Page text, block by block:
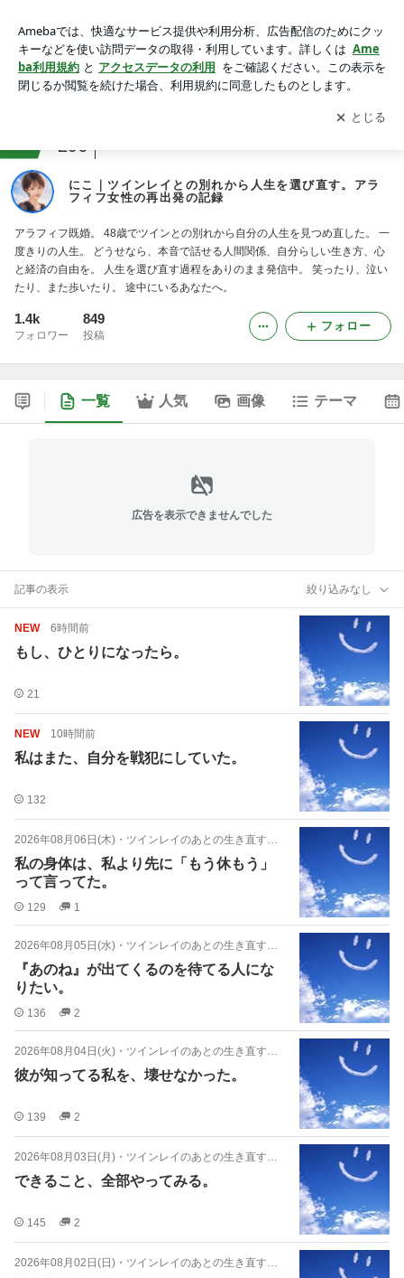
性の再出発の記録
アプリをダウンロードして ブログの更新通知
を受け取りまし
ょう。
開く
296
にこ｜ツインレイとの別れから人生を選び直す。アラ
フィフ女性の再出発の記録
アラフィフ既婚。 48歳でツインとの別れから自分の人生を見つめ直した。 一
度きりの人生。 どうせなら、本音で話せる人間関係、自分らしい生き方、心
と経済の自由を。 人生を選び直す過程をありのまま発信中。 笑ったり、泣い
たり、また歩いたり。 途中にいるあなたへ。
1.4k
フォロワー
849
投稿
フォロー
一覧 人気 画像 テーマ
広告を表示できませんでした
記事の表示 絞り込みなし
NEW 6時間前
もし、ひとりになったら。
21
NEW 10時間前
私はまた、自分を戦犯にしていた。
132
2026年08月06日(木) ・ ツインレイのあとの生き直す日々
私の身体は、私より先に「もう休もう」
って言ってた。
129 1
2026年08月05日(水) ・ ツインレイのあとの生き直す日々
『あのね』が出てくるのを待てる人にな
りたい。
136 2
2026年08月04日(火) ・ ツインレイのあとの生き直す日々
彼が知ってる私を、壊せなかった。
139 2
2026年08月03日(月) ・ ツインレイのあとの生き直す日々
できること、全部やってみる。
145 2
2026年08月02日(日) ・ ツインレイのあとの生き直す日々